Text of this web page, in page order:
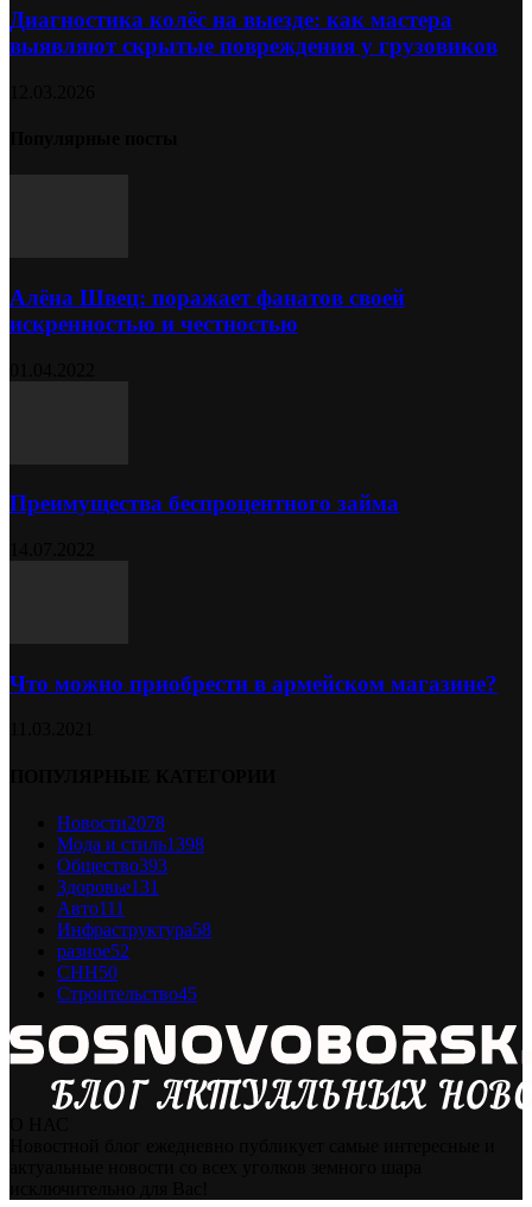
Диагностика колёс на выезде: как мастера
выявляют скрытые повреждения у грузовиков
Алёна Швец: поражает фанатов своей
искренностью и честностью
Преимущества беспроцентного займа
Что можно приобрести в армейском магазине?
Новости2078
Мода и стиль1398
Общество393
Здоровье131
Авто111
Инфраструктура58
разное52
СНН50
Строительство45